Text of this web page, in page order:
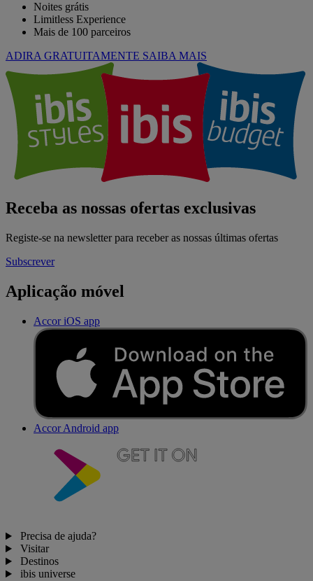
Noites grátis
Limitless Experience
Mais de 100 parceiros
ADIRA GRATUITAMENTE SAIBA MAIS
Receba as nossas ofertas exclusivas
Registe-se na newsletter para receber as nossas últimas ofertas
Subscrever
Aplicação móvel
Accor iOS app
Accor Android app
Precisa de ajuda?
Visitar
Destinos
ibis universe